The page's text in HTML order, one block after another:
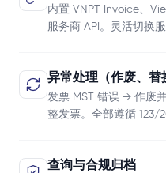
内置 VNPT Invoice、
服务商 API。灵活切换
异常处理（作废、替
发票 MST 错误 → 作废
整发票。全部遵循 123/
查询与合规归档